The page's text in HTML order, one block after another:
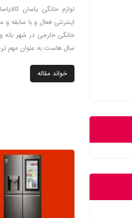
لوازم خانگی یاسان
اینترنتی فعال و با
خانگی خارجی در شهر بانه
سال هاست به عنوان مهم
خواند مقاله